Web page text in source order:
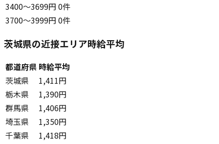
3400〜3699円 0件
3700〜3999円 0件
茨城県の近接エリア時給平均
都道府県 時給平均
茨城県
1,411円
栃木県
1,390円
群馬県
1,406円
埼玉県
1,350円
千葉県
1,418円